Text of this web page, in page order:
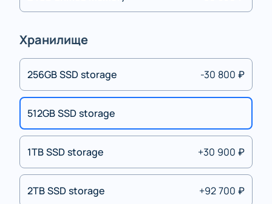
Хранилище
256GB SSD storage -30 800 ₽
512GB SSD storage
1TB SSD storage +30 900 ₽
2TB SSD storage +92 700 ₽